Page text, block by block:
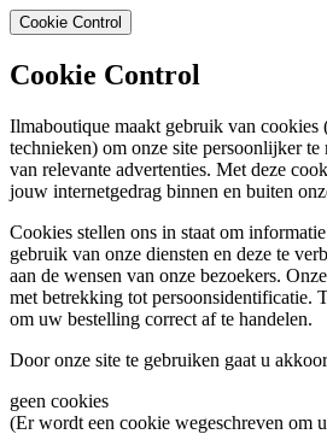
Cookie Control
Cookie Control
Ilmaboutique maakt gebruik van cookies
technieken) om onze site persoonlijker te
van relevante advertenties. Met deze
jouw internetgedrag binnen en buiten
Cookies stellen ons in staat om
gebruik van onze diensten en deze te
aan de wensen van onze bezoekers.
met betrekking tot persoonsidentificatie.
om uw bestelling correct af te handelen.
Door onze site te gebruiken gaat u
geen cookies
(Er wordt een cookie wegeschreven om